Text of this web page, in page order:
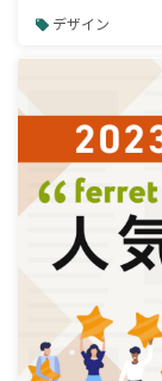
デザイン